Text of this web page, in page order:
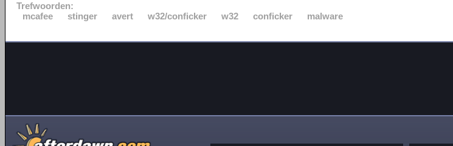
Trefwoorden:
mcafee
stinger avert w32/conficker w32 conficker malware